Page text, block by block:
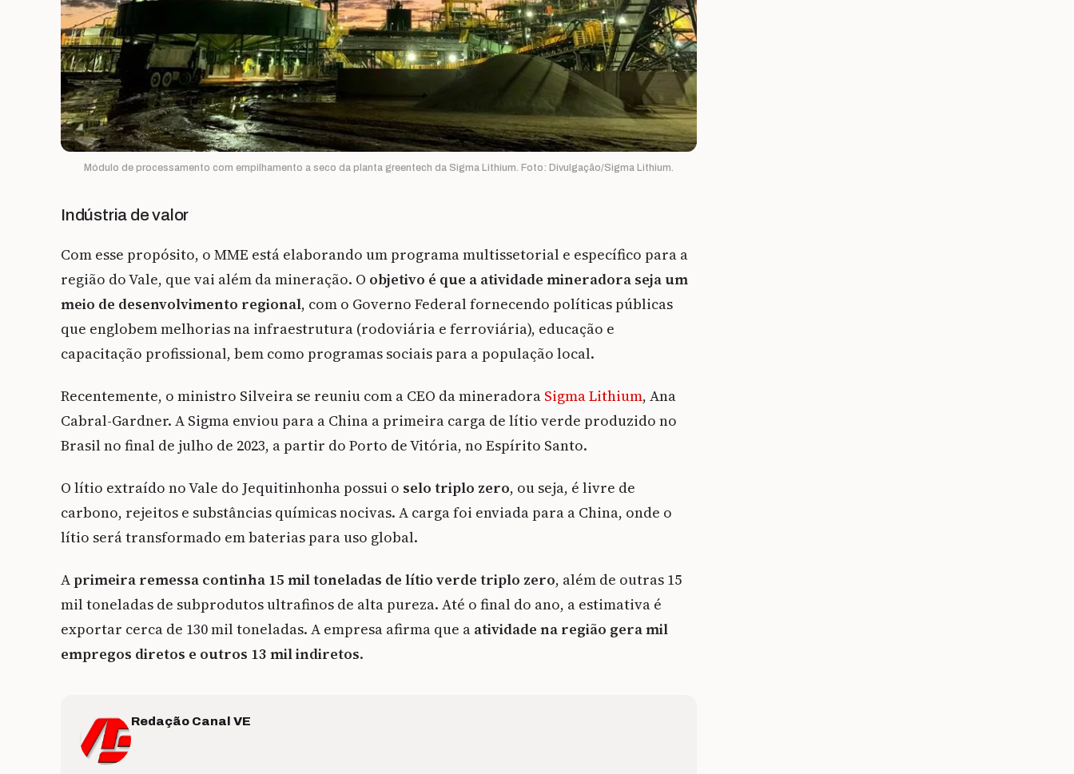
Módulo de processamento com empilhamento a seco da planta greentech da Sigma Lithium. Foto: Divulgação/Sigma Lithium.
Indústria de valor
Com esse propósito, o MME está elaborando um programa multissetorial e específico para a
região do Vale, que vai além da mineração. O objetivo é que a atividade mineradora seja um
meio de desenvolvimento regional, com o Governo Federal fornecendo políticas públicas
que englobem melhorias na infraestrutura (rodoviária e ferroviária), educação e
capacitação profissional, bem como programas sociais para a população local.
Recentemente, o ministro Silveira se reuniu com a CEO da mineradora Sigma Lithium, Ana
Cabral-Gardner. A Sigma enviou para a China a primeira carga de lítio verde produzido no
Brasil no final de julho de 2023, a partir do Porto de Vitória, no Espírito Santo.
O lítio extraído no Vale do Jequitinhonha possui o selo triplo zero, ou seja, é livre de
carbono, rejeitos e substâncias químicas nocivas. A carga foi enviada para a China, onde o
lítio será transformado em baterias para uso global.
Aprimeira remessa continha 15 mil toneladas de lítio verde triplo zero, além de outras 15
mil toneladas de subprodutos ultrafinos de alta pureza. Até o final do ano, a estimativa é
exportar cerca de 130 mil toneladas. A empresa afirma que a atividade na região gera mil
empregos diretos e outros 13 mil indiretos.
Redação Canal VE